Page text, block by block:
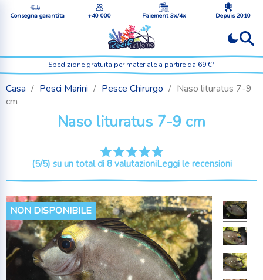
Consegna garantita +40 000 Paiement 3x/4x Depuis 2010
Spedizione gratuita per materiale a partire da 69 €*
Casa Pesci Marini Pesce Chirurgo
Naso lituratus 7-9
cm
Naso lituratus 7-9 cm
(5/5) su un total di 8 valutazioniLeggi le recensioni
NON DISPONIBILE